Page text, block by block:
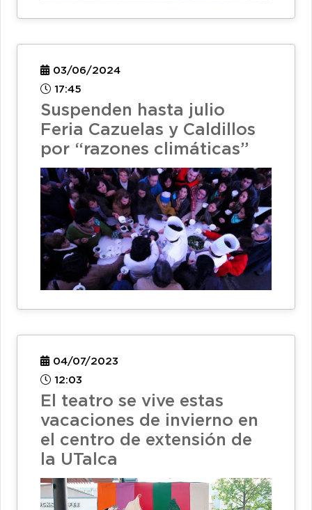
03/06/2024
17:45
Suspenden hasta julio
Feria Cazuelas y Caldillos
por “razones climáticas”
04/07/2023
12:03
El teatro se vive estas
vacaciones de invierno en
el centro de extensión de
la UTalca